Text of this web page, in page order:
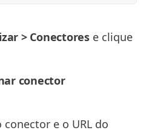
> Conectorese clique
conector
e o URL do